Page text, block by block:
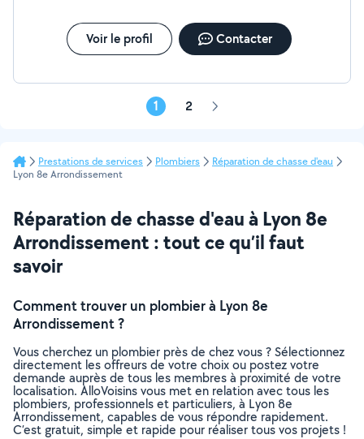
Voir le profil Contacter
1 2 Page
Prestations de services Plombiers
Réparation de chasse d'eau
Lyon 8e Arrondissement
Réparation de chasse d'eau à Lyon 8e
Arrondissement : tout ce qu’il faut
savoir
Comment trouver un plombier à Lyon 8e
Arrondissement ?
Vous cherchez un plombier près de chez vous ? Sélectionnez
directement les offreurs de votre choix ou postez votre
demande auprès de tous les membres à proximité de votre
localisation. AlloVoisins vous met en relation avec tous les
plombiers, professionnels et particuliers, à Lyon 8e
Arrondissement, capables de vous répondre rapidement.
C’est gratuit, simple et rapide pour réaliser tous vos projets !